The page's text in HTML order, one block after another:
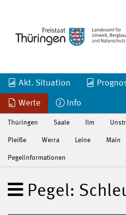
Akt. Situation
Werte Info
Thüringen Saale Ilm
Pleiße Werra Leine Main
Pegelinformationen
Pegel: